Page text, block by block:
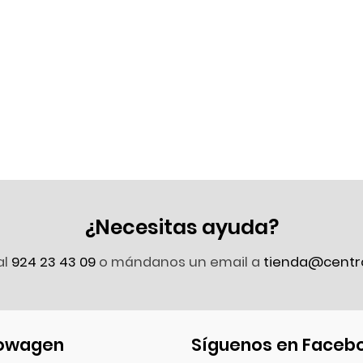
¿Necesitas ayuda?
924 23 43 09 o mándanos un email a
Síguenos en